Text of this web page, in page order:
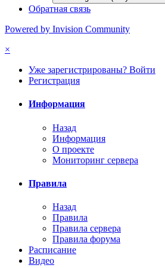
Обратная связь
Powered by Invision Community
×
Уже зарегистрированы? Войти
Регистрация
Информация
Назад
Информация
О проекте
Мониторинг сервера
Правила
Назад
Правила
Правила сервера
Правила форума
Расписание
Видео